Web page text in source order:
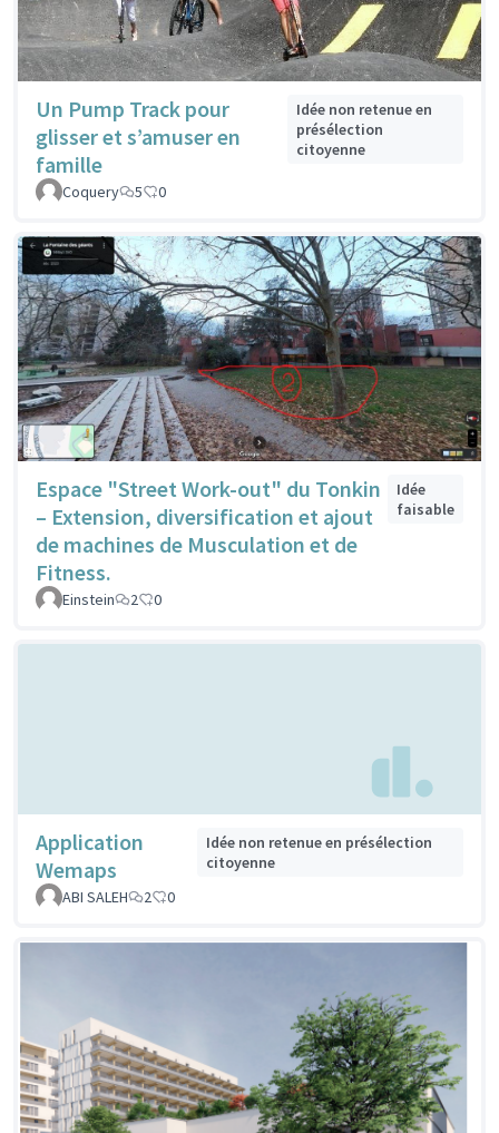
Un Pump Track pour
glisser et s’amuser en
famille
Idée non retenue en
présélection
citoyenne
Coquery 5 0
Espace "Street Work-out" du Tonkin
– Extension, diversification et ajout
de machines de Musculation et de
Fitness.
Idée
faisable
Einstein 2 0
Application
Wemaps
Idée non retenue en présélection
citoyenne
ABI SALEH
2 0